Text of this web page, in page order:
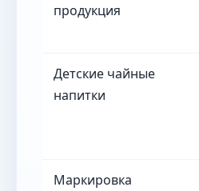
продукция
Детские чайные
напитки
Маркировка